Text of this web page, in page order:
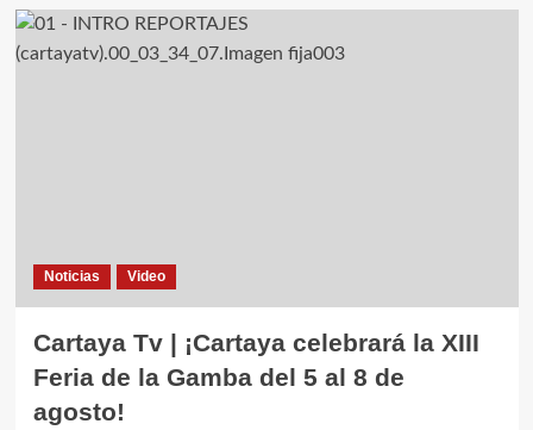
Noticias Video
Cartaya Tv | ¡Cartaya celebrará la XIII
Feria de la Gamba del 5 al 8 de
agosto!